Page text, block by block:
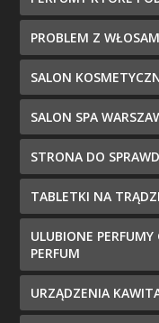
PROBLEM Z
SALON
SALON SPA
STRONA DO
TABLETKI NA
ULUBIONE
PERFUM
URZĄDZENIA